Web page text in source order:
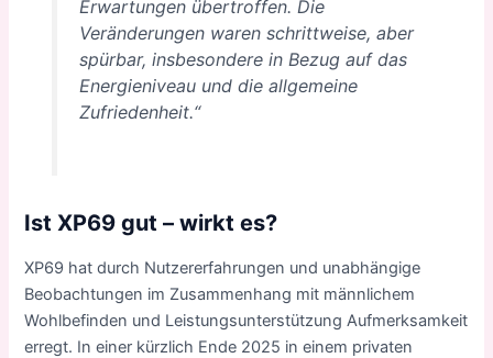
Erwartungen übertroffen. Die
Veränderungen waren schrittweise, aber
spürbar, insbesondere in Bezug auf das
Energieniveau und die allgemeine
Zufriedenheit.“
Ist XP69 gut – wirkt es?
XP69 hat durch Nutzererfahrungen und unabhängige
Beobachtungen im Zusammenhang mit männlichem
Wohlbefinden und Leistungsunterstützung Aufmerksamkeit
erregt. In einer kürzlich Ende 2025 in einem privaten